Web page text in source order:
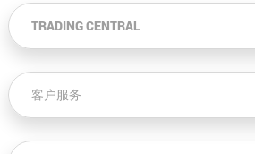
TRADING CENTRAL
客户服务